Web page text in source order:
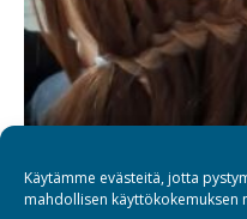
Käytämme evästeitä, jotta
mahdollisen käyttökokemuksen